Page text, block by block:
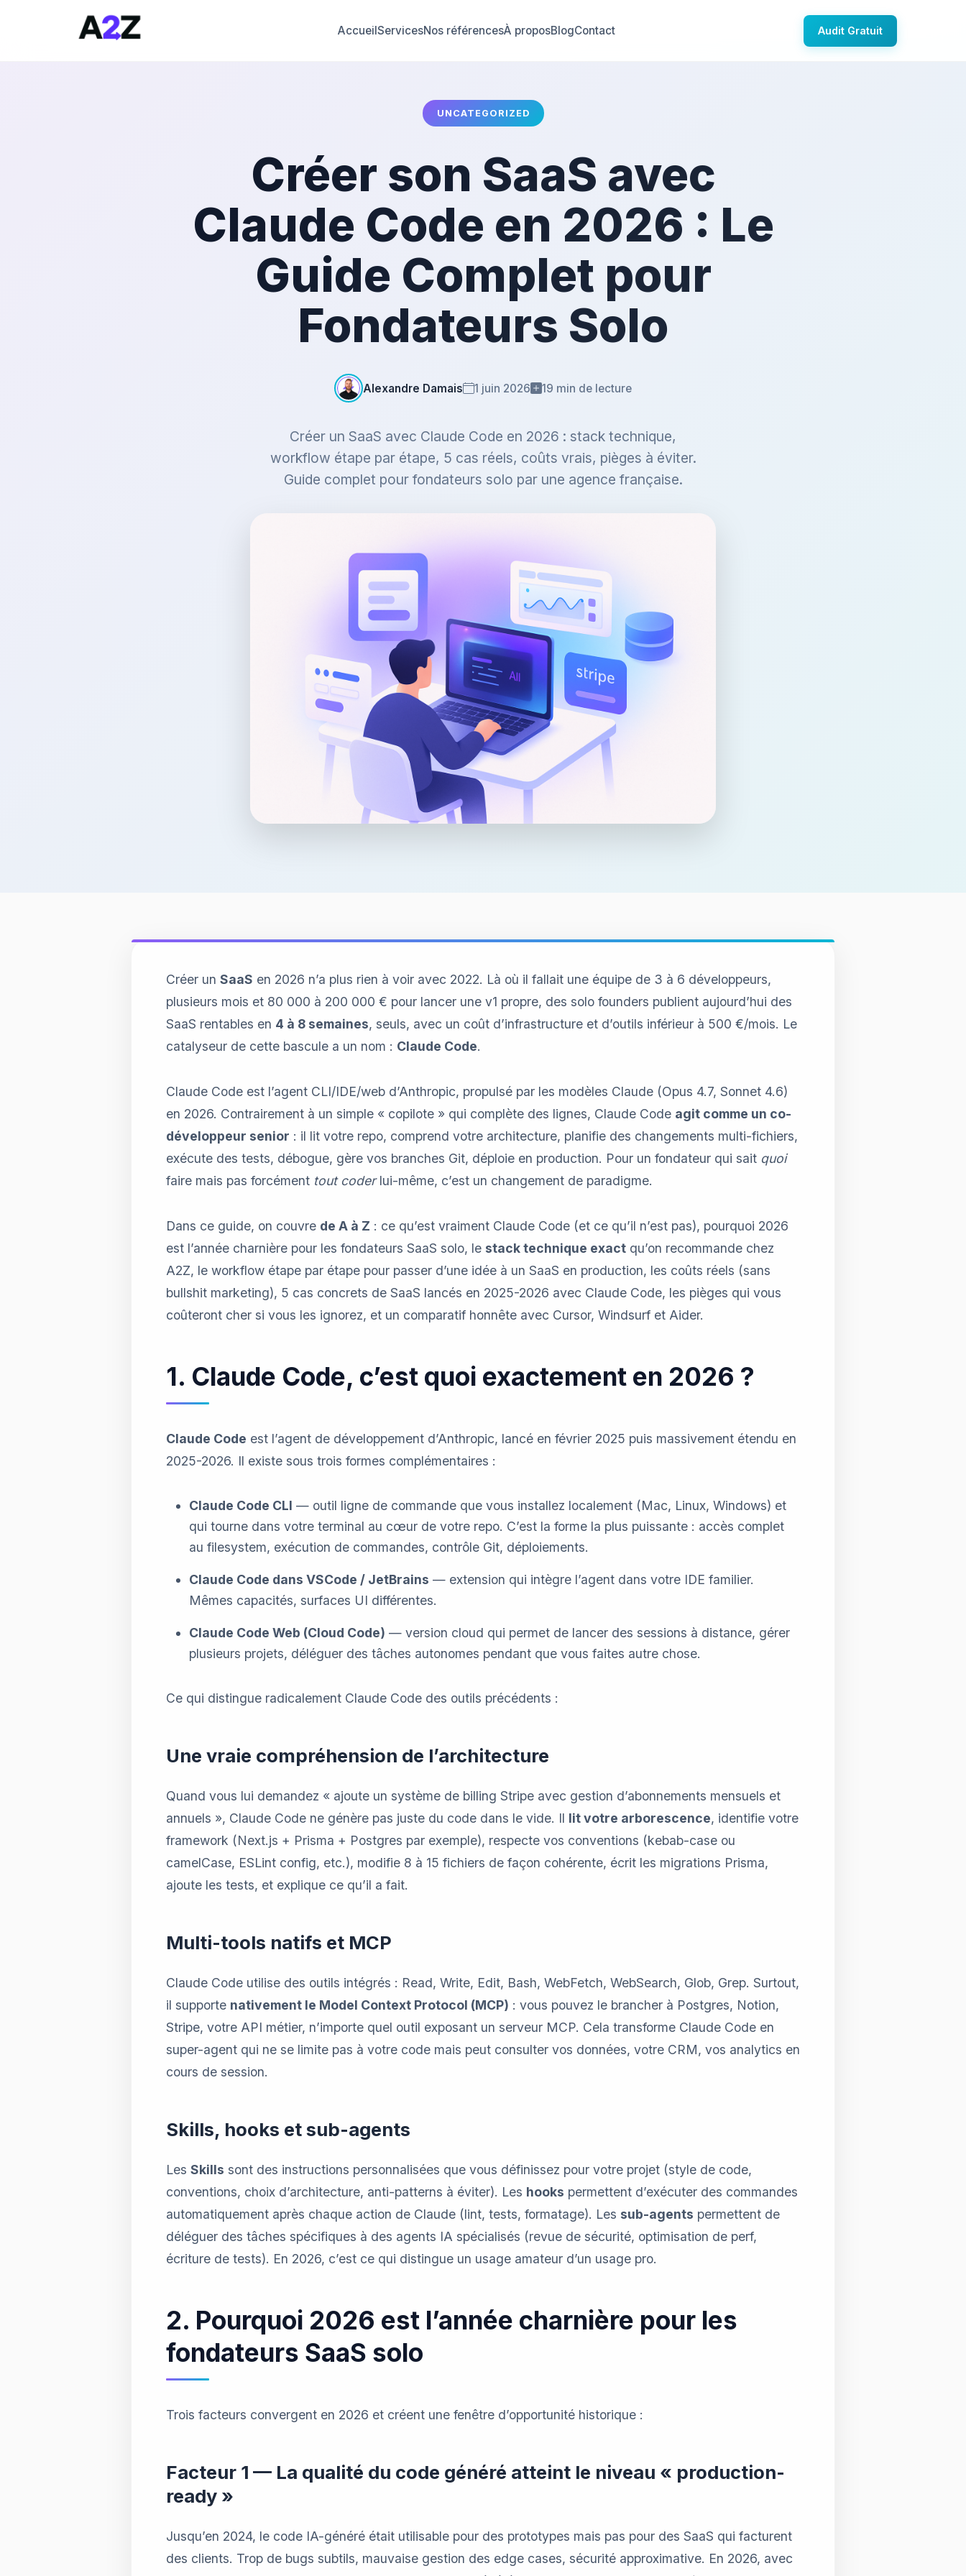
AccueilServicesNos référencesÀ proposBlogContact Audit Gratuit
UNCATEGORIZED
Créer son SaaS avec
Claude Code en 2026 : Le
Guide Complet pour
Fondateurs Solo
Alexandre Damais 1 juin 2026 19 min de lecture
Créer un SaaS avec Claude Code en 2026 : stack technique,
workflow étape par étape, 5 cas réels, coûts vrais, pièges à éviter.
Guide complet pour fondateurs solo par une agence française.
Créer un SaaS en 2026 n’a plus rien à voir avec 2022. Là où il fallait une équipe de 3 à 6 développeurs,
plusieurs mois et 80 000 à 200 000 € pour lancer une v1 propre, des solo founders publient aujourd’hui des
SaaS rentables en 4 à 8 semaines, seuls, avec un coût d’infrastructure et d’outils inférieur à 500 €/mois. Le
catalyseur de cette bascule a un nom : Claude Code.
Claude Code est l’agent CLI/IDE/web d’Anthropic, propulsé par les modèles Claude (Opus 4.7, Sonnet 4.6)
en 2026. Contrairement à un simple « copilote » qui complète des lignes, Claude Code agit comme un co-
développeur senior : il lit votre repo, comprend votre architecture, planifie des changements multi-fichiers,
exécute des tests, débogue, gère vos branches Git, déploie en production. Pour un fondateur qui sait quoi
faire mais pas forcément tout coderlui-même, c’est un changement de paradigme.
Dans ce guide, on couvre de A à Z : ce qu’est vraiment Claude Code (et ce qu’il n’est pas), pourquoi 2026
est l’année charnière pour les fondateurs SaaS solo, le stack technique exact qu’on recommande chez
A2Z, le workflow étape par étape pour passer d’une idée à un SaaS en production, les coûts réels (sans
bullshit marketing), 5 cas concrets de SaaS lancés en 2025-2026 avec Claude Code, les pièges qui vous
coûteront cher si vous les ignorez, et un comparatif honnête avec Cursor, Windsurf et Aider.
1. Claude Code, c’est quoi exactement en 2026 ?
Claude Code est l’agent de développement d’Anthropic, lancé en février 2025 puis massivement étendu en
2025-2026. Il existe sous trois formes complémentaires :
Claude Code CLI — outil ligne de commande que vous installez localement (Mac, Linux, Windows) et
qui tourne dans votre terminal au cœur de votre repo. C’est la forme la plus puissante : accès complet
au filesystem, exécution de commandes, contrôle Git, déploiements.
Claude Code dans VSCode / JetBrains — extension qui intègre l’agent dans votre IDE familier.
Mêmes capacités, surfaces UI différentes.
Claude Code Web (Cloud Code) — version cloud qui permet de lancer des sessions à distance, gérer
plusieurs projets, déléguer des tâches autonomes pendant que vous faites autre chose.
Ce qui distingue radicalement Claude Code des outils précédents :
Une vraie compréhension de l’architecture
Quand vous lui demandez « ajoute un système de billing Stripe avec gestion d’abonnements mensuels et
annuels », Claude Code ne génère pas juste du code dans le vide. Il lit votre arborescence, identifie votre
framework (Next.js + Prisma + Postgres par exemple), respecte vos conventions (kebab-case ou
camelCase, ESLint config, etc.), modifie 8 à 15 fichiers de façon cohérente, écrit les migrations Prisma,
ajoute les tests, et explique ce qu’il a fait.
Multi-tools natifs et MCP
Claude Code utilise des outils intégrés : Read, Write, Edit, Bash, WebFetch, WebSearch, Glob, Grep. Surtout,
il supporte nativement le Model Context Protocol (MCP) : vous pouvez le brancher à Postgres, Notion,
Stripe, votre API métier, n’importe quel outil exposant un serveur MCP. Cela transforme Claude Code en
super-agent qui ne se limite pas à votre code mais peut consulter vos données, votre CRM, vos analytics en
cours de session.
Skills, hooks et sub-agents
Les Skills sont des instructions personnalisées que vous définissez pour votre projet (style de code,
conventions, choix d’architecture, anti-patterns à éviter). Les hooks permettent d’exécuter des commandes
automatiquement après chaque action de Claude (lint, tests, formatage). Les sub-agents permettent de
déléguer des tâches spécifiques à des agents IA spécialisés (revue de sécurité, optimisation de perf,
écriture de tests). En 2026, c’est ce qui distingue un usage amateur d’un usage pro.
2. Pourquoi 2026 est l’année charnière pour les
fondateurs SaaS solo
Trois facteurs convergent en 2026 et créent une fenêtre d’opportunité historique :
Facteur 1 — La qualité du code généré atteint le niveau « production-
ready »
Jusqu’en 2024, le code IA-généré était utilisable pour des prototypes mais pas pour des SaaS qui facturent
des clients. Trop de bugs subtils, mauvaise gestion des edge cases, sécurité approximative. En 2026, avec